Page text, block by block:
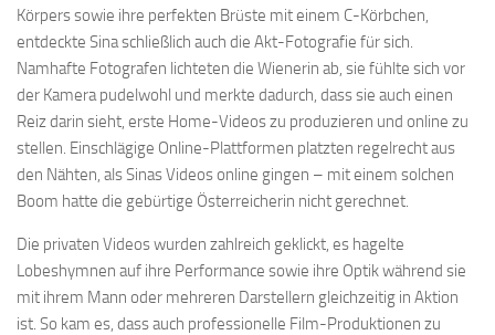
Körpers sowie ihre perfekten Brüste mit einem C-Körbchen,
entdeckte Sina schließlich auch die Akt-Fotografie für sich.
Namhafte Fotografen lichteten die Wienerin ab, sie fühlte sich vor
der Kamera pudelwohl und merkte dadurch, dass sie auch einen
Reiz darin sieht, erste Home-Videos zu produzieren und online zu
stellen. Einschlägige Online-Plattformen platzten regelrecht aus
den Nähten, als Sinas Videos online gingen – mit einem solchen
Boom hatte die gebürtige Österreicherin nicht gerechnet.
Die privaten Videos wurden zahlreich geklickt, es hagelte
Lobeshymnen auf ihre Performance sowie ihre Optik während sie
mit ihrem Mann oder mehreren Darstellern gleichzeitig in Aktion
ist. So kam es, dass auch professionelle Film-Produktionen zu